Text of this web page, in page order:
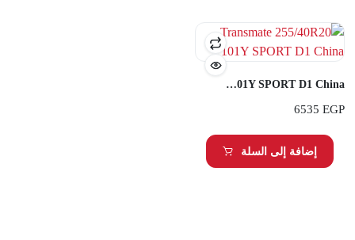
Transmate 255/40R20 101Y SPORT D1 China
6535 EGP
إضافة إلى السلة